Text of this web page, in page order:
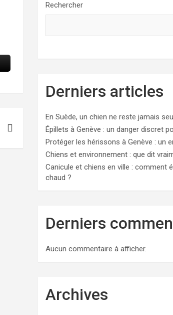
Rechercher
Derniers articles
En Suède, un chien ne reste jamais
Épillets à Genève : un danger discret
Protéger les hérissons à Genève : un
Chiens et environnement : que dit
Canicule et chiens en ville : comment
chaud ?
Derniers
Aucun commentaire à afficher.
Archives